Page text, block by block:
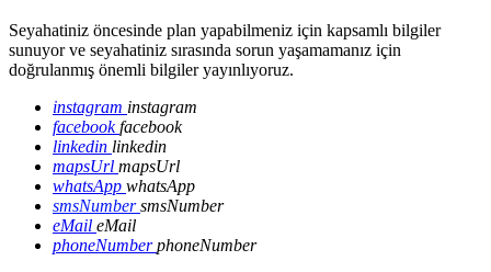
Seyahatiniz öncesinde plan yapabilmeniz için kapsamlı bilgiler
sunuyor ve seyahatiniz sırasında sorun yaşamamanız için
doğrulanmış önemli bilgiler yayınlıyoruz.
instagram instagram
facebookfacebook
linkedin linkedin
mapsUrl mapsUrl
whatsApp whatsApp
smsNumbersmsNumber
eMail eMail
phoneNumberphoneNumber